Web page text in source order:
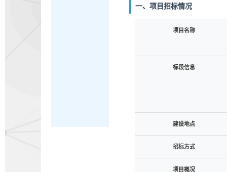
一、项目招标情况
项目名称
标段信息
建设地点
招标方式
项目概况